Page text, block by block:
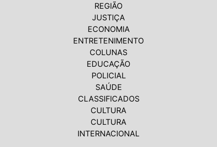
REGIÃO
JUSTIÇA
ECONOMIA
ENTRETENIMENTO
COLUNAS
EDUCAÇÃO
POLICIAL
SAÚDE
CLASSIFICADOS
CULTURA
CULTURA
INTERNACIONAL